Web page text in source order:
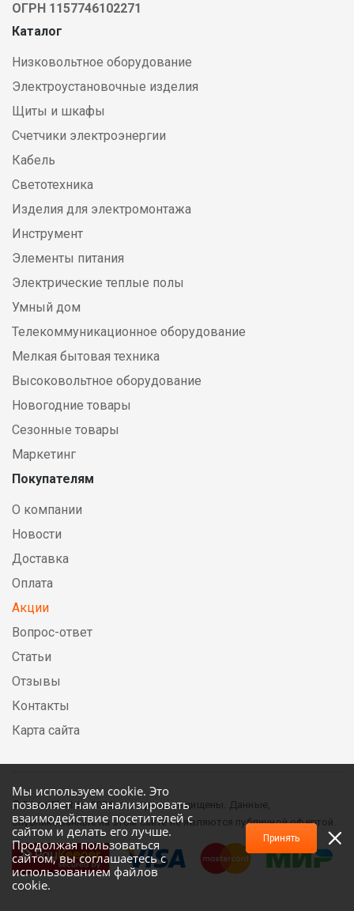
Мы используем cookie. Это
позволяет нам анализировать
взаимодействие посетителей с
сайтом и делать его лучше.
Продолжая пользоваться
сайтом, вы соглашаетесь с
использованием файлов
cookie.
Принять
ОГРН 1157746102271
Каталог
Низковольтное оборудование
Электроустановочные изделия
Щиты и шкафы
Счетчики электроэнергии
Кабель
Светотехника
Изделия для электромонтажа
Инструмент
Элементы питания
Электрические теплые полы
Умный дом
Телекоммуникационное оборудование
Мелкая бытовая техника
Высоковольтное оборудование
Новогодние товары
Сезонные товары
Маркетинг
Покупателям
О компании
Новости
Доставка
Оплата
Акции
Вопрос-ответ
Статьи
Отзывы
Контакты
Карта сайта
© DirectElectric, 2026, все права защищены. Данные,
опубликованные на этом сайте не являются публичной офертой.